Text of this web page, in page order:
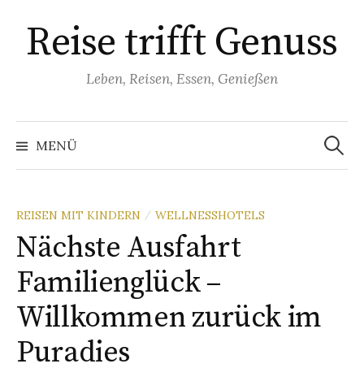
zum
Inhalt
Reise trifft Genuss
Leben, Reisen, Essen, Genießen
MENÜ
Suchen
nach:
REISEN MIT KINDERN / WELLNESSHOTELS
Nächste Ausfahrt
Familienglück –
Willkommen zurück im
Puradies